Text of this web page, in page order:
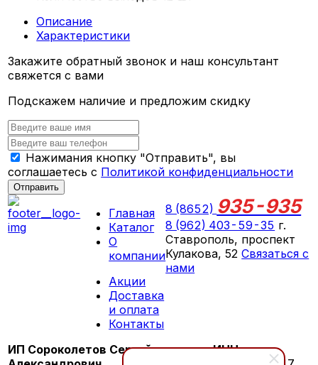
Описание
Характеристики
Закажите обратный звонок и наш консультант
свяжется с вами
Подскажем наличие и предложим скидку
Нажимания кнопку "Отправить", вы
соглашаетесь с Политикой конфиденциальности
Отправить
Главная
Каталог
О
компании
Акции
Доставка
и оплата
Контакты
8 (8652) 935-935
8 (962) 403-59-35 г.
Ставрополь, проспект
Кулакова, 52Связаться с
нами
ИП Сороколетов Сергей
ИНН: